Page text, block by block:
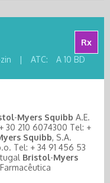
Rx
| ATC:
A 10 BD
-Myers Squibb A.E.
30 210 6074300 Tel: +
Squibb, S.A.
Tel: + 34 91 456 53
Bristol-Myers
Farmacêutica